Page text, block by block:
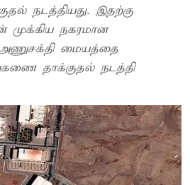
நடத்தியது. இதற்கு
முக்கிய நகரமான
மையத்தை
தாக்குதல் நடத்தி